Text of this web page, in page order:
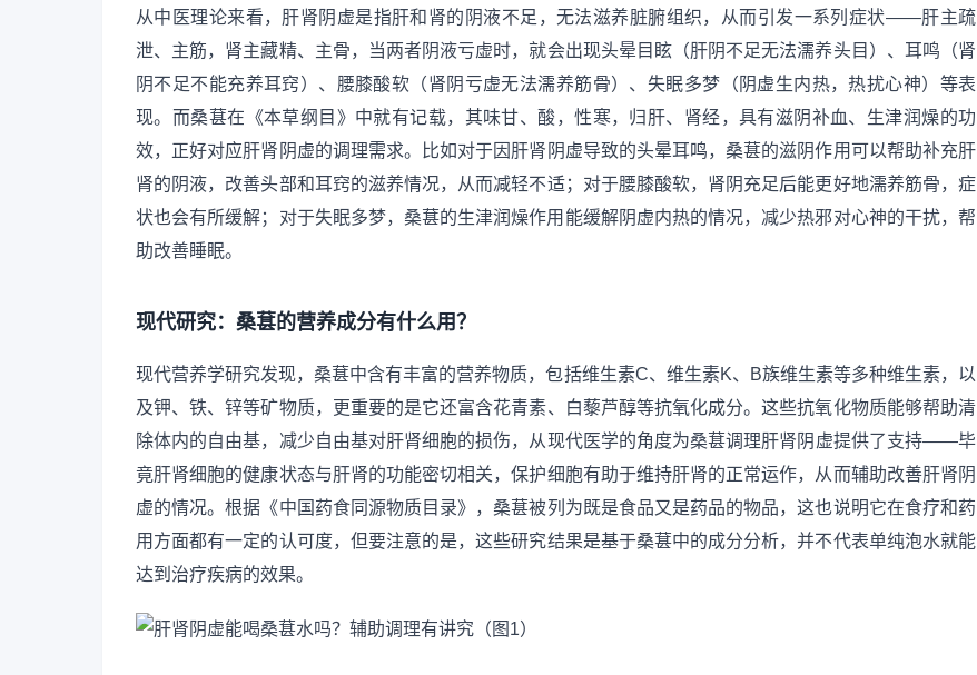
从中医理论来看，肝肾阴虚是指肝和肾的阴液不足，无法滋养脏腑组织，从而引发一系列症状——肝主疏
泄、主筋，肾主藏精、主骨，当两者阴液亏虚时，就会出现头晕目眩（肝阴不足无法濡养头目）、耳鸣（肾
阴不足不能充养耳窍）、腰膝酸软（肾阴亏虚无法濡养筋骨）、失眠多梦（阴虚生内热，热扰心神）等表
现。而桑葚在《本草纲目》中就有记载，其味甘、酸，性寒，归肝、肾经，具有滋阴补血、生津润燥的功
效，正好对应肝肾阴虚的调理需求。比如对于因肝肾阴虚导致的头晕耳鸣，桑葚的滋阴作用可以帮助补充肝
肾的阴液，改善头部和耳窍的滋养情况，从而减轻不适；对于腰膝酸软，肾阴充足后能更好地濡养筋骨，症
状也会有所缓解；对于失眠多梦，桑葚的生津润燥作用能缓解阴虚内热的情况，减少热邪对心神的干扰，帮
助改善睡眠。
现代研究：桑葚的营养成分有什么用？
现代营养学研究发现，桑葚中含有丰富的营养物质，包括维生素C、维生素K、B族维生素等多种维生素，以
及钾、铁、锌等矿物质，更重要的是它还富含花青素、白藜芦醇等抗氧化成分。这些抗氧化物质能够帮助清
除体内的自由基，减少自由基对肝肾细胞的损伤，从现代医学的角度为桑葚调理肝肾阴虚提供了支持——毕
竟肝肾细胞的健康状态与肝肾的功能密切相关，保护细胞有助于维持肝肾的正常运作，从而辅助改善肝肾阴
虚的情况。根据《中国药食同源物质目录》，桑葚被列为既是食品又是药品的物品，这也说明它在食疗和药
用方面都有一定的认可度，但要注意的是，这些研究结果是基于桑葚中的成分分析，并不代表单纯泡水就能
达到治疗疾病的效果。